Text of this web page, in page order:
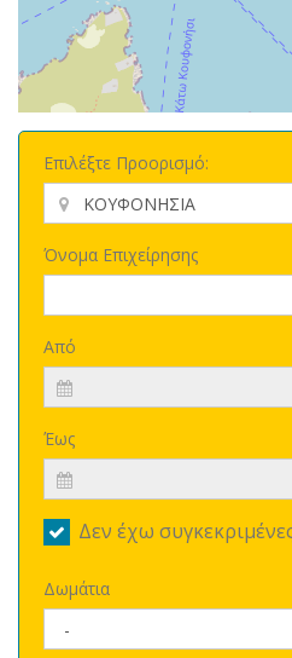
Επιλέξτε Προορισμό:
Όνομα Επιχείρησης
Από
Έως
Δεν έχω
Δωμάτια